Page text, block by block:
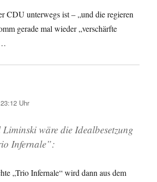
CDU unterwegs ist – „und die regieren
gerade mal wieder „verschärfte
Uhr
wäre die Idealbesetzung
Infernale”:
„Trio Infernale“ wird dann aus dem